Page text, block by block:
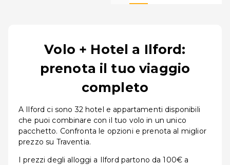
Volo + Hotel a Ilford:
prenota il tuo viaggio
completo
A Ilford ci sono 32 hotel e appartamenti disponibili
che puoi combinare con il tuo volo in un unico
pacchetto. Confronta le opzioni e prenota al miglior
prezzo su Traventia.
I prezzi degli alloggi a Ilford partono da 100€ a